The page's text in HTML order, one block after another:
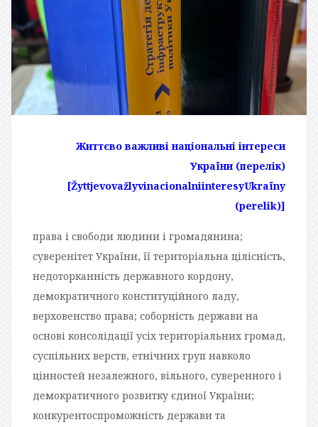
Життєво важливі національні інтереси
України (перелік)
[ŽyttjevovažlyvinacionalniinteresyUkraїny
(perelik)]
права і свободи людини і громадянина;
суверенітет України, її територіальна цілісність,
недоторканність державного кордону,
демократичного конституційного ладу,
верховенство права; соборність держави на
основі консолідації усіх територіальних громад,
суспільних верств, етнічних груп навколо
цінностей незалежного, вільного, суверенного і
демократичного розвитку єдиної України;
конкурентоспроможність держави та